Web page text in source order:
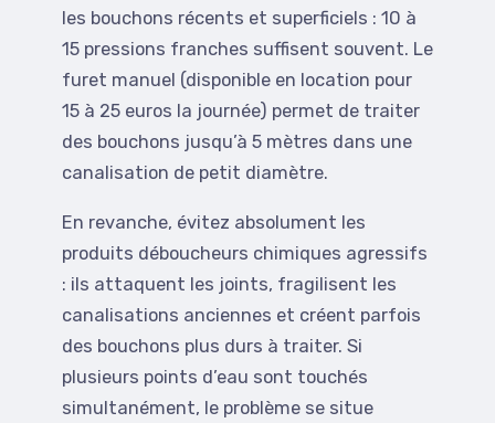
les bouchons récents et superficiels : 10 à
15 pressions franches suffisent souvent. Le
furet manuel (disponible en location pour
15 à 25 euros la journée) permet de traiter
des bouchons jusqu’à 5 mètres dans une
canalisation de petit diamètre.
En revanche, évitez absolument les
produits déboucheurs chimiques agressifs
: ils attaquent les joints, fragilisent les
canalisations anciennes et créent parfois
des bouchons plus durs à traiter. Si
plusieurs points d’eau sont touchés
simultanément, le problème se situe